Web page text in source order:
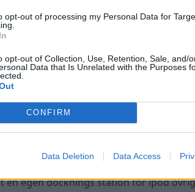
opt-out of processing my Personal Data for
opt-out of Collection, Use, Retention, Sale, and/
Data that Is Unrelated with the Purposes
CONFIRM
Data Deletion Data Access
en egen docknings station för ipod